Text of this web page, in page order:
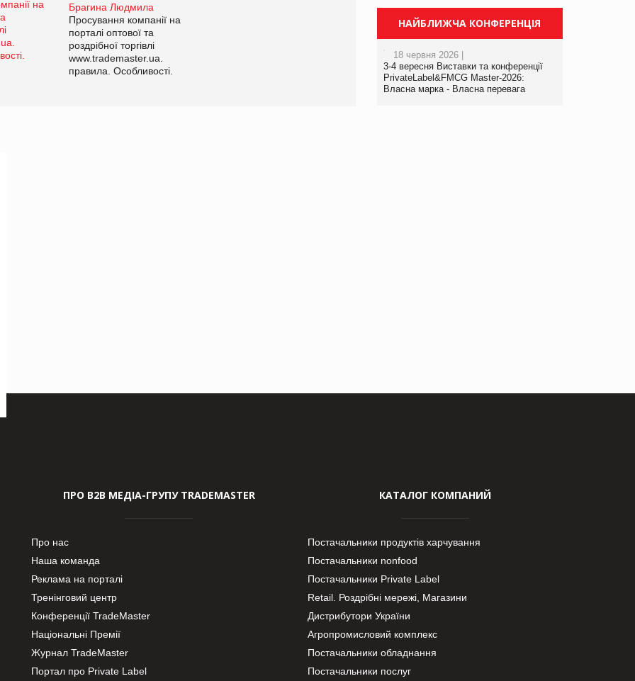
Брагина Людмила
Просування компанії на
порталі оптової та
роздрібної торгівлі
www.trademaster.ua.
правила. Особливості.
Брагина Людмила
Просування компанії на
www.trademaster.ua.
правила. Особливості.
НАЙБЛИЖЧА КОНФЕРЕНЦІЯ
18 червня 2026 |
3-4 вересня Виставки та конференції
PrivateLabel&FMCG Master-2026:
Власна марка - Власна перевага
ПРО В2В МЕДІА-ГРУПУ TRADEMASTER
Про нас
Наша команда
Реклама на порталі
Тренінговий центр
Конференції TradeMaster
Національні Премії
Журнал TradeMaster
Портал про Private Label
КАТАЛОГ КОМПАНИЙ
Постачальники продуктів харчування
Постачальники nonfood
Постачальники Private Label
Retail. Роздрібні мережі, Магазини
Дистрибутори України
Агропромисловий комплекс
Постачальники обладнання
Постачальники послуг